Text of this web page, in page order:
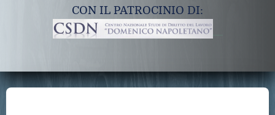
CON IL PATROCINIO DI: